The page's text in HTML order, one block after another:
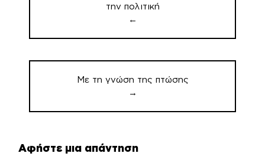
την πολιτική
←
Με τη γνώση της πτώσης
→
Αφήστε μια απάντηση